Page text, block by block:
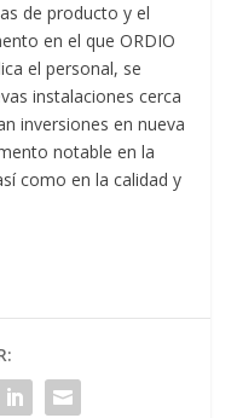
de producto y el
en el que ORDIO
el personal, se
instalaciones cerca
inversiones en nueva
notable en la
como en la calidad y